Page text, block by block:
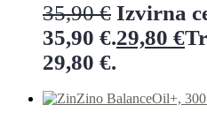
35,90€ Izvirna
35,90 €.29,80 €
29,80 €.